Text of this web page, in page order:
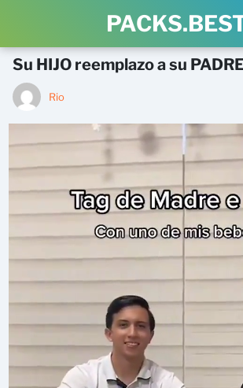
Su HIJO reemplazo a su
Rio